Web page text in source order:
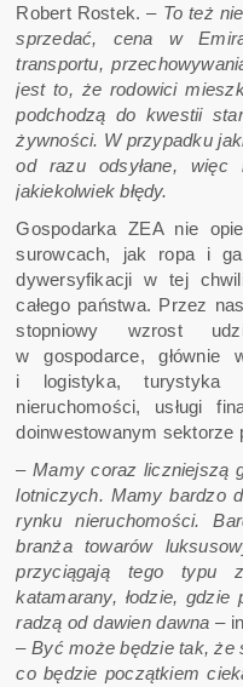
Robert Rostek. – To też
sprzedać, cena w
transportu,
jest to, że rodowici
podchodzą do kwestii
żywności. W przypadku
od razu odsyłane,
jakiekolwiek błędy.
Gospodarka ZEA nie
surowcach, jak ropa i
dywersyfikacji w tej
całego państwa. Przez
stopniowy wzrost
w gospodarce, głównie
i logistyka, turystyka
nieruchomości, usługi
doinwestowanym sektorze
–Mamy coraz liczniejszą
lotniczych. Mamy bardzo
rynku nieruchomości.
branża towarów
przyciągają tego typu
katamarany, łodzie,
radzą od dawien dawna –
–Być może będzie tak, że
co będzie początkiem